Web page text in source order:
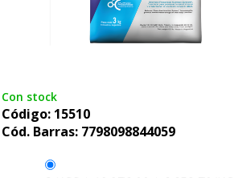
Con stock
Código: 15510
Cód. Barras: 7798098844059